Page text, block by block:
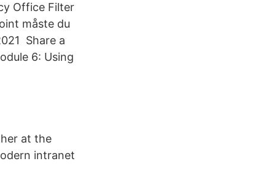
Office Filter
måste du
Share a
6: Using
at the
intranet